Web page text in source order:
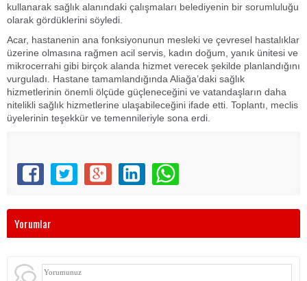
kullanarak sağlık alanındaki çalışmaları belediyenin bir sorumluluğu
olarak gördüklerini söyledi.
Acar, hastanenin ana fonksiyonunun mesleki ve çevresel hastalıklar
üzerine olmasına rağmen acil servis, kadın doğum, yanık ünitesi ve
mikrocerrahi gibi birçok alanda hizmet verecek şekilde planlandığını
vurguladı. Hastane tamamlandığında Aliağa’daki sağlık
hizmetlerinin önemli ölçüde güçleneceğini ve vatandaşların daha
nitelikli sağlık hizmetlerine ulaşabileceğini ifade etti. Toplantı, meclis
üyelerinin teşekkür ve temennileriyle sona erdi.
Yorumlar